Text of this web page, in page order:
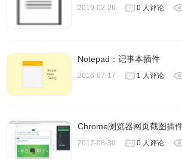
2019-02-26 0 人评论
Notepad：记事本插件
2016-07-17 1 人评论
Chrome浏览器网页截图插
2017-08-30 0 人评论